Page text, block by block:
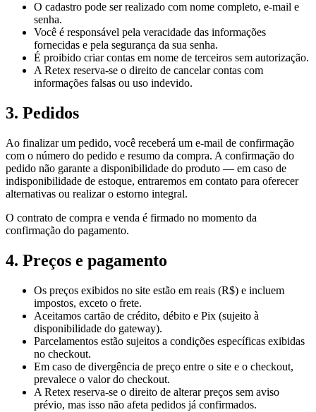
O cadastro pode ser realizado com nome completo, e-mail e
senha.
Você é responsável pela veracidade das informações
fornecidas e pela segurança da sua senha.
É proibido criar contas em nome de terceiros sem autorização.
A Retex reserva-se o direito de cancelar contas com
informações falsas ou uso indevido.
3. Pedidos
Ao finalizar um pedido, você receberá um e-mail de confirmação
com o número do pedido e resumo da compra. A confirmação do
pedido não garante a disponibilidade do produto — em caso de
indisponibilidade de estoque, entraremos em contato para oferecer
alternativas ou realizar o estorno integral.
O contrato de compra e venda é firmado no momento da
confirmação do pagamento.
4. Preços e pagamento
Os preços exibidos no site estão em reais (R$) e incluem
impostos, exceto o frete.
Aceitamos cartão de crédito, débito e Pix (sujeito à
disponibilidade do gateway).
Parcelamentos estão sujeitos a condições específicas exibidas
no checkout.
Em caso de divergência de preço entre o site e o checkout,
prevalece o valor do checkout.
A Retex reserva-se o direito de alterar preços sem aviso
prévio, mas isso não afeta pedidos já confirmados.